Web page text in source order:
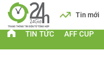
Lịch Tin mới
TIN TỨC AFF CUP